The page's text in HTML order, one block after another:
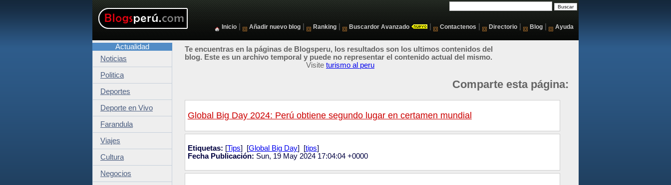
Inicio Añadir nuevo blog Ranking Buscardor Avanzado Contactenos Directorio Blog Ayuda
Te encuentras en la páginas de Blogsperu, los resultados son los ultimos contenidos del
blog. Este es un archivo temporal y puede no representar el contenido actual del mismo.
Visite turismo al peru
Comparte esta página:
Global Big Day 2024: Perú obtiene segundo lugar en certamen mundial
Etiquetas: [Tips] [Global Big Day] [tips]
Fecha Publicación: Sun, 19 May 2024 17:04:04 +0000
Actualidad
Noticias
Politica
Deportes
Deporte en Vivo
Farandula
Viajes
Cultura
Negocios